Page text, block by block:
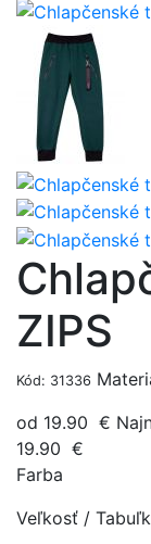
ZIPS
Kód: 31336
od 19.90 €
19.90 €
Farba
Veľkosť /